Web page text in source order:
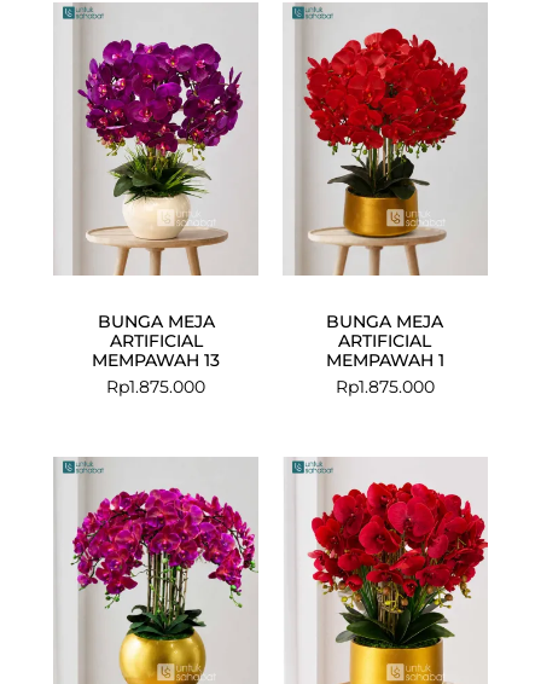
BUNGA MEJA
ARTIFICIAL
MEMPAWAH 13
Rp1.875.000
BUNGA MEJA
ARTIFICIAL
MEMPAWAH 1
Rp1.875.000